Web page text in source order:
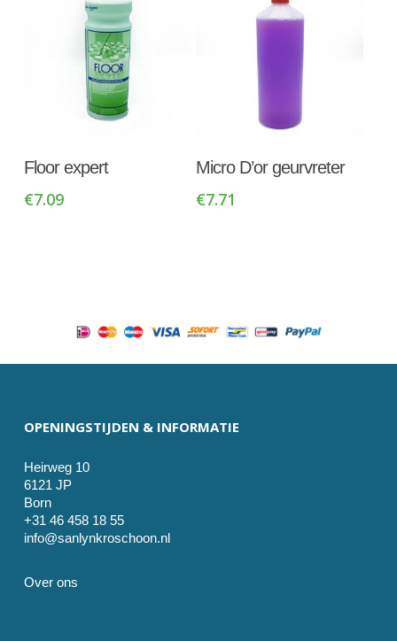
Winkelwagen
Floor expert
€7.09
Winkelwagen
Micro D’or geurvreter
€7.71
OPENINGSTIJDEN & INFORMATIE
Heirweg 10
6121 JP
Born
+31 46 458 18 55
info@sanlynkroschoon.nl
Over ons